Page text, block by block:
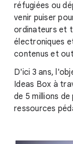
réfugiées ou
venir puiser
ordinateurs et
électroniques
contenus et
D'ici 3 ans,
Ideas Box à
de 5 millions
ressources